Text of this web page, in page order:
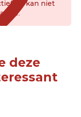
Je kan niet
deze